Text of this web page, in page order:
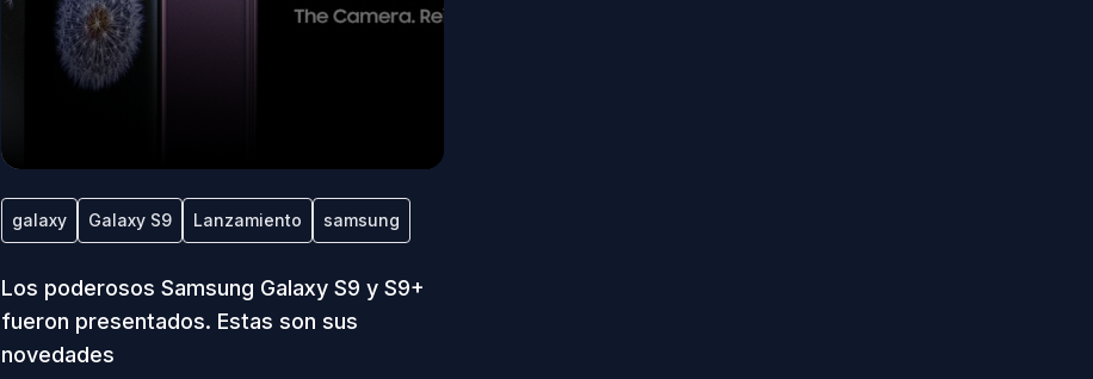
galaxy Galaxy S9 Lanzamiento samsung
Los poderosos Samsung Galaxy S9 y S9+
fueron presentados. Estas son sus
novedades